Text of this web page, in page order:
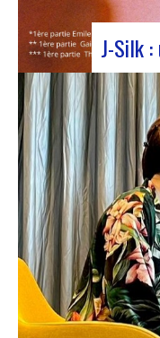
J-Silk
J-Silk lors
retour sur
moment
et de
concerts